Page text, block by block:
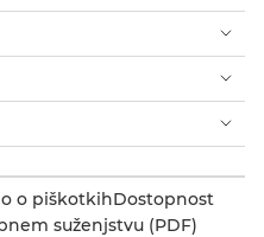
o piškotkihDostopnost
suženjstvu (PDF)